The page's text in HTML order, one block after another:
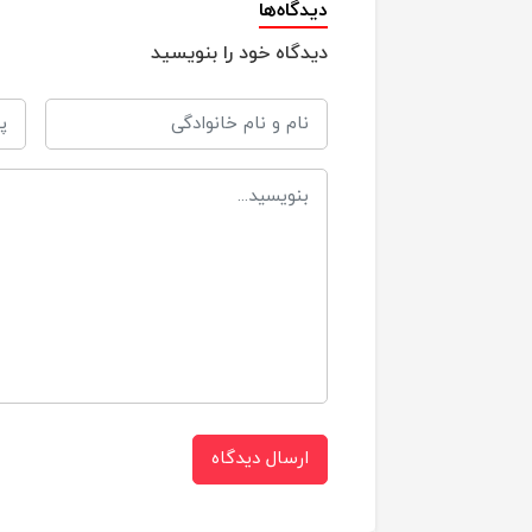
دیدگاه‌ها
دیدگاه خود را بنویسید
ارسال دیدگاه